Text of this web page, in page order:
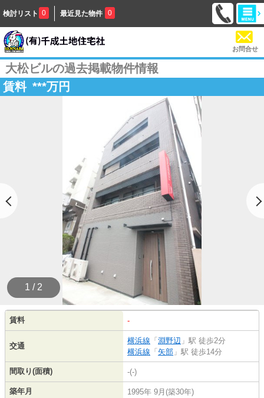
検討リスト 0 最近見た物件 0
お問合せ
大松ビルの過去掲載物件情報
賃料 ***万円
1 / 2
賃料 -
交通
横浜線 「 淵野辺 」駅 徒歩2分
横浜線 「 矢部 」駅 徒歩14分
間取り(面積) -(-)
築年月 1995年 9月(築30年)